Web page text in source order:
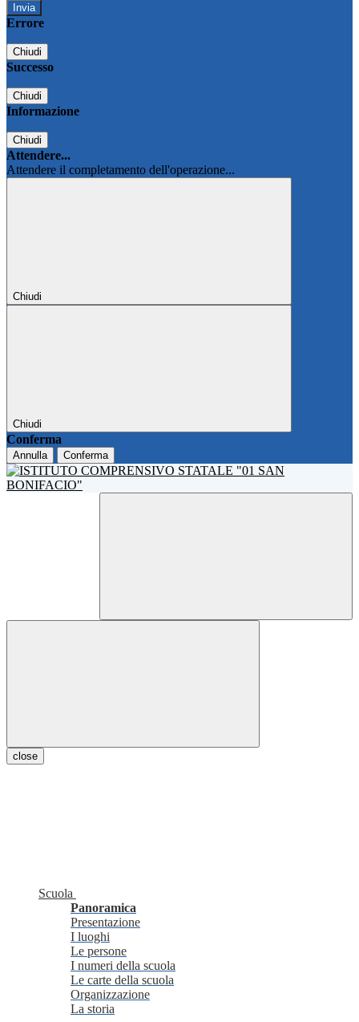
Errore
Chiudi
Successo
Chiudi
Informazione
Chiudi
Attendere...
Attendere il completamento dell'operazione...
Chiudi
Chiudi
Conferma
Annulla Conferma
close
Scuola
Panoramica
Presentazione
I luoghi
Le persone
I numeri della scuola
Le carte della scuola
Organizzazione
La storia